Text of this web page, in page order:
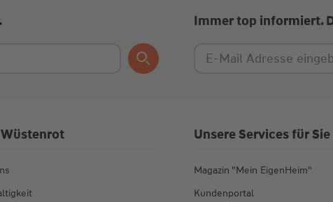
Immer top informiert.
Unsere Services für Sie
Magazin "Mein EigenHeim"
Kundenportal